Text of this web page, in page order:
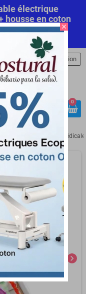
électrique
housse en coton
Commandez
search
0
person Connexion
Mallette
chevron_right
close